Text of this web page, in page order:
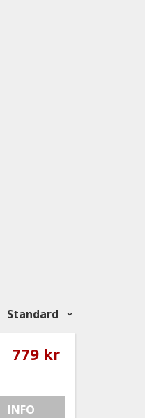
Standard
779 kr
INFO